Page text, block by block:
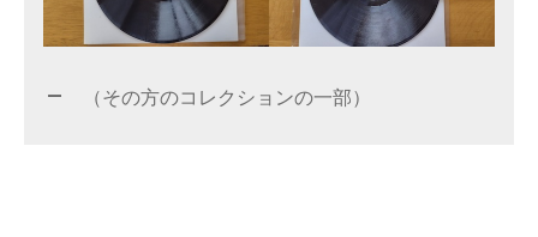
（その方のコレクションの一部）